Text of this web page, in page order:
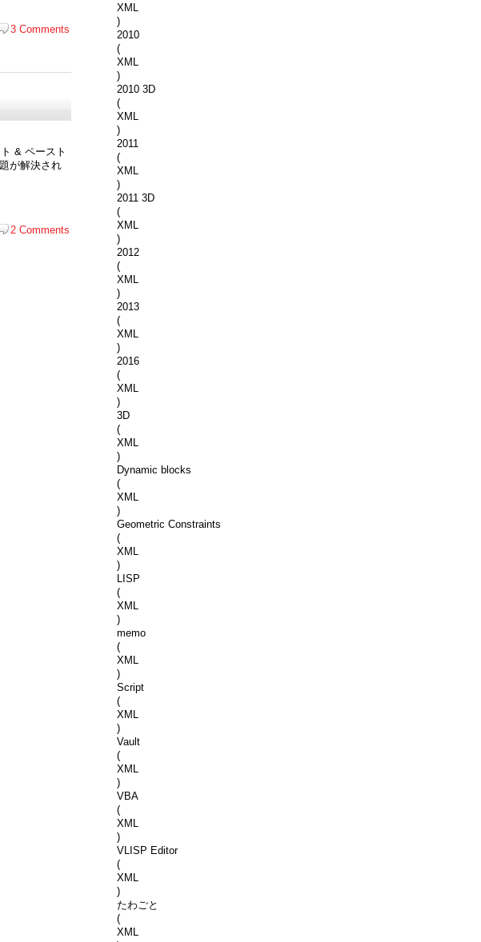
3 Comments
& ペースト
が解決され
2 Comments
XML
)
2010
(
XML
)
2010 3D
(
XML
)
2011
(
XML
)
2011 3D
(
XML
)
2012
(
XML
)
2013
(
XML
)
2016
(
XML
)
3D
(
XML
)
Dynamic blocks
(
XML
)
Geometric Constraints
(
XML
)
LISP
(
XML
)
memo
(
XML
)
Script
(
XML
)
Vault
(
XML
)
VBA
(
XML
)
VLISP Editor
(
XML
)
たわごと
(
XML